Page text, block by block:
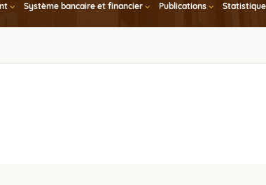
Système bancaire et financier Publications